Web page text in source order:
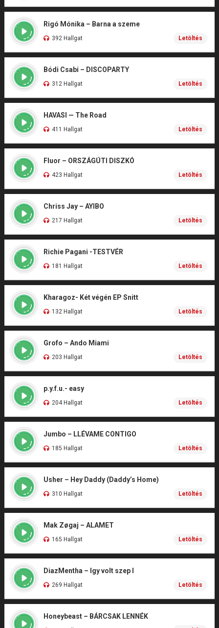
Rigó Mónika – Barna a szeme
392 Hallgat Letöltés
Bódi Csabi – DISCOPARTY
312 Hallgat Letöltés
HAVASI — The Road
411 Hallgat Letöltés
Fluor – ORSZÁGÚTI DISZKÓ
423 Hallgat Letöltés
Chriss Jay – AYIBO
217 Hallgat Letöltés
Richie Pagani -TESTVÉR
181 Hallgat Letöltés
Kharagoz- Két végén EP Snitt
132 Hallgat Letöltés
Grofo – Ando Miami
203 Hallgat Letöltés
p.y.f.u.- easy
204 Hallgat Letöltés
Jumbo – LLÉVAME CONTIGO
185 Hallgat Letöltés
Usher – Hey Daddy (Daddy’s Home)
310 Hallgat Letöltés
Mak Zøgaj – ALAMET
165 Hallgat Letöltés
DiazMentha – Igy volt szep I
269 Hallgat Letöltés
Honeybeast – BÁRCSAK LENNÉK